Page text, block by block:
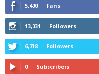
5,400 Fans
13,031 Followers
6,718 Followers
0 Subscribers